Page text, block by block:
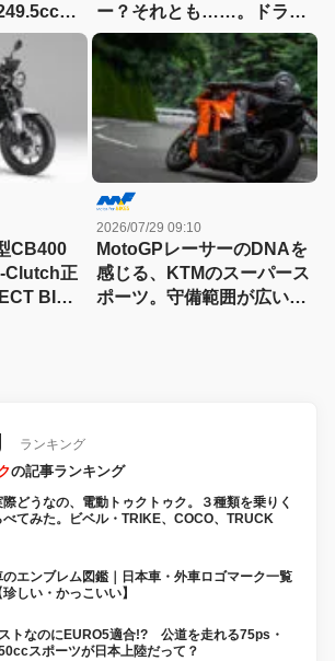
、
そのエ
ー？それとも……。ドラッ
グスター700ツイン・リミ
テッドエディション試乗記
CB400
Clutch正
BIG-
2026/07/29 09:10
MotoGPレーサーのDNAを
感じる、KTMのスーパース
ポーツ。守備範囲が広い史
ランキング
の記事ランキング
際どうなの、電動トゥクトゥク。３種類を乗りく
べてみた。ビベル・TRIKE、COCO、TRUCK
のエンブレム図鑑｜日本車・外車ロゴマーク一覧
珍しい・かっこいい】
トなのにEURO5適合!? 公道を走れる75ps・
スポーツが日本上陸だって？